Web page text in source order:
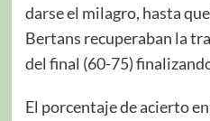
darse el milagro, hasta
Bertans recuperaban la
del final (60-75)
El porcentaje de acierto